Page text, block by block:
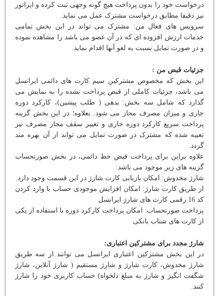
درخواست خود را بدون پرداخت هیچ گونه وجهی ثبت کرده و اپراتور
نیز دقیقا مطابق درخواست مشترک عمل می نماید.
سرویس های فعال من: مشترک می تواند در این بخش تمامی
خدمات ارزش افزوده ای که در آن عضو می باشد را مشاهده نموده
و در صورت تمایل نسبت به لغو آنها اقدام نماید.
جزئیات قبض من :
این بخش که مخصوص مشترکین سیم کارت های دائمی ایرانسل
می باشد، جزئیات کاملی از قبض پرداخت نشده را به نمایش می
گذارد که شامل سه بخش: بدهی ( طلب پیشین)، کارکرد دوره
جاری و میزان مصرف مجاز می شود. بعلاوه؛ در این بخش گزینه
پرداخت سریع کارکرد دوره جاری و تغییر سقف مجاز مصرف نیز
تعبیه شده که مشترک در صورت تمایل می تواند از آن بهره مند
گردد.
علاوه براین برای پرداخت قبض خط دائمی، در بخش صورتحساب
گزینه های زیر موجود می باشد:
شارژ مخدوش: امکان بازیابی کارت شارژ در این قسمت وجود دارد.
از طریق کارت شارژ: امکان افزایش موجودی حساب با وارد کردن
کد 16 رقمی کارت های شارژ ایرانسل
پرداخت صورتحساب: امکان پرداخت کارکرد دوره با استفاده از یکی
از کارت های شتاب بانکی
شارژ مجدد برای مشترکین اعتباری:
در این بخش مشترکین اعتباری ایرانسل می توانند از سه طریق
شارژ مخدوش، کارت شارژ و شارژ مستقیم ( شارژ آنلاین، شارژ
شگفت انگیز و شارژ به مبلغ دلخواه) حساب کاربری خود را شارژ
کنند.